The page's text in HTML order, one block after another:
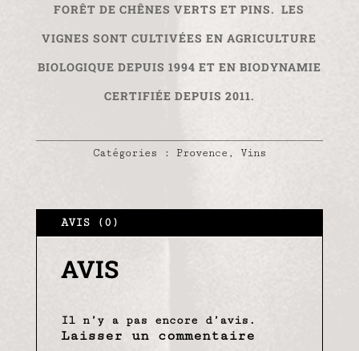
FORÊT DE CHÊNES VERTS ET PINS. LES
VIGNES SONT CULTIVÉES EN AGRICULTURE
BIOLOGIQUE DEPUIS 1994 ET EN BIODYNAMIE
CERTIFIÉE DEPUIS 2011.
Catégories : Provence , Vins
AVIS (0)
AVIS
Il n’y a pas encore d’avis.
Laisser un commentaire